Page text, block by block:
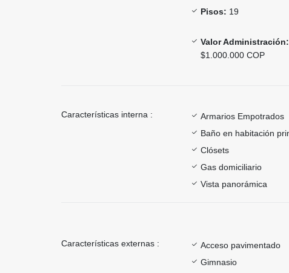
Pisos: 19
Valor Administración:
$1.000.000 COP
Características interna : Armarios Empotrados
Baño en habitación
Clósets
Gas domiciliario
Vista panorámica
Características externas : Acceso pavimentado
Gimnasio